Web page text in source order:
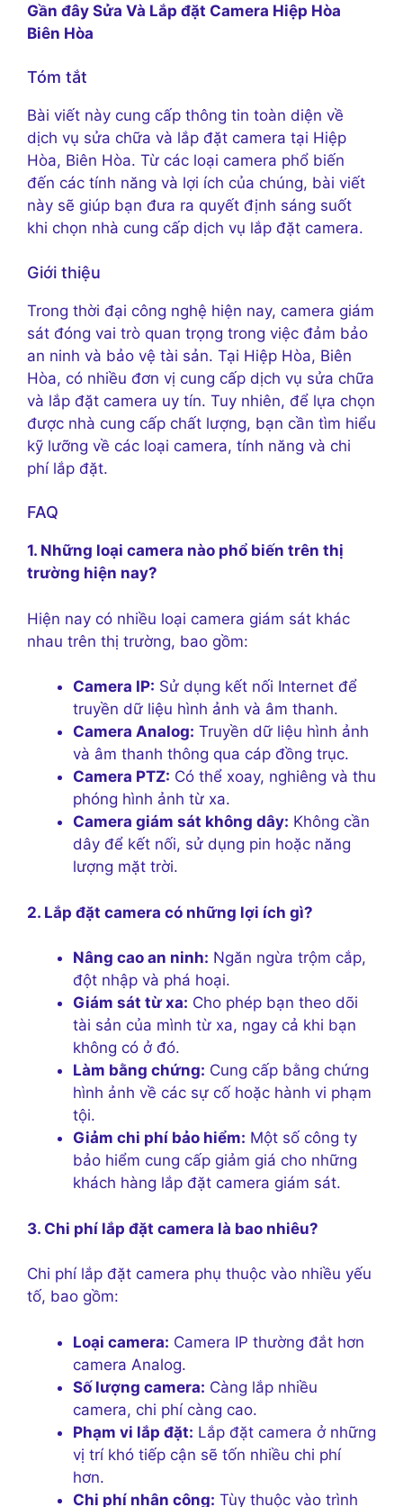
Gần đây Sửa Và Lắp đặt Camera Hiệp Hòa
Biên Hòa
Tóm tắt
Bài viết này cung cấp thông tin toàn diện về
dịch vụ sửa chữa và lắp đặt camera tại Hiệp
Hòa, Biên Hòa. Từ các loại camera phổ biến
đến các tính năng và lợi ích của chúng, bài viết
này sẽ giúp bạn đưa ra quyết định sáng suốt
khi chọn nhà cung cấp dịch vụ lắp đặt camera.
Giới thiệu
Trong thời đại công nghệ hiện nay, camera giám
sát đóng vai trò quan trọng trong việc đảm bảo
an ninh và bảo vệ tài sản. Tại Hiệp Hòa, Biên
Hòa, có nhiều đơn vị cung cấp dịch vụ sửa chữa
và lắp đặt camera uy tín. Tuy nhiên, để lựa chọn
được nhà cung cấp chất lượng, bạn cần tìm hiểu
kỹ lưỡng về các loại camera, tính năng và chi
phí lắp đặt.
FAQ
1. Những loại camera nào phổ biến trên thị
trường hiện nay?
Hiện nay có nhiều loại camera giám sát khác
nhau trên thị trường, bao gồm:
Camera IP: Sử dụng kết nối Internet để
truyền dữ liệu hình ảnh và âm thanh.
Camera Analog: Truyền dữ liệu hình ảnh
và âm thanh thông qua cáp đồng trục.
Camera PTZ: Có thể xoay, nghiêng và thu
phóng hình ảnh từ xa.
Camera giám sát không dây: Không cần
dây để kết nối, sử dụng pin hoặc năng
lượng mặt trời.
2. Lắp đặt camera có những lợi ích gì?
Nâng cao an ninh: Ngăn ngừa trộm cắp,
đột nhập và phá hoại.
Giám sát từ xa: Cho phép bạn theo dõi
tài sản của mình từ xa, ngay cả khi bạn
không có ở đó.
Làm bằng chứng: Cung cấp bằng chứng
hình ảnh về các sự cố hoặc hành vi phạm
tội.
Giảm chi phí bảo hiểm: Một số công ty
bảo hiểm cung cấp giảm giá cho những
khách hàng lắp đặt camera giám sát.
3. Chi phí lắp đặt camera là bao nhiêu?
Chi phí lắp đặt camera phụ thuộc vào nhiều yếu
tố, bao gồm:
Loại camera: Camera IP thường đắt hơn
camera Analog.
Số lượng camera: Càng lắp nhiều
camera, chi phí càng cao.
Phạm vi lắp đặt: Lắp đặt camera ở những
vị trí khó tiếp cận sẽ tốn nhiều chi phí
hơn.
Chi phí nhân công: Tùy thuộc vào trình